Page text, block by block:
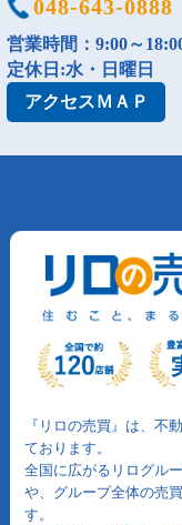
048-643-0888
営業時間：9:00～
定休日:水・日曜日
アクセスＭＡＰ
『リロの売買』は、不
ております。
全国に広がるリログル
や、グループ全体の売
す。